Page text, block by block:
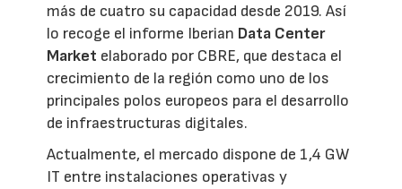
más de cuatro su capacidad desde 2019. Así
lo recoge el informe Iberian Data Center
Market elaborado por CBRE, que destaca el
crecimiento de la región como uno de los
principales polos europeos para el desarrollo
de infraestructuras digitales.
Actualmente, el mercado dispone de 1,4 GW
IT entre instalaciones operativas y